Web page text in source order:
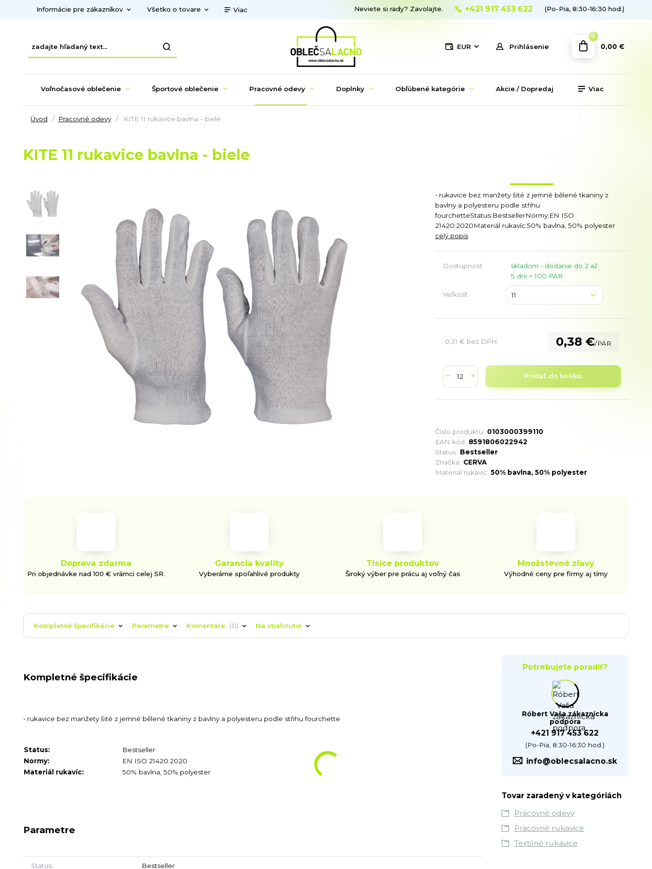
Informácie pre zákazníkov Všetko o tovare Viac
EUR Prihlásenie
Neviete si rady? Zavolajte. +421 917 453 622 (Po-Pia, 8:30-16:30 hod.)
0
0,00 €
Voľnočasové oblečenie Športové oblečenie Pracovné odevy Doplnky Obľúbené kategórie Akcie / Dopredaj Viac
Úvod Pracovné odevy KITE 11 rukavice bavlna - biele
KITE 11 rukavice bavlna - biele
• rukavice bez manžety šité z jemné bělené tkaniny z
bavlny a polyesteru podle střihu
fourchetteStatus:BestsellerNormy:EN ISO
21420:2020Materiál rukavíc:50% bavlna, 50% polyester
celý popis
Dostupnosť
skladom - dodanie do 2 až
5 dní > 100 PÁR
Veľkosť
0,38 €/PÁR
0,31 € bez DPH
Pridať do košíka
Číslo produktu: 0103000399110
EAN kód: 8591806022942
Status: Bestseller
Značka: CERVA
Materiál rukavíc: 50% bavlna, 50% polyester
Doprava zdarma
Pri objednávke nad 100 € vrámci celej SR.
Garancia kvality
Vyberáme spoľahlivé produkty
Tisíce produktov
Široký výber pre prácu aj voľný čas
Množstevné zľavy
Výhodné ceny pre firmy aj tímy
Kompletné špecifikácie Parametre Komentáre 0 Na stiahnutie
Kompletné špecifikácie
• rukavice bez manžety šité z jemné bělené tkaniny z bavlny a polyesteru podle střihu fourchette
Status:
Bestseller
Normy:
EN ISO 21420:2020
Materiál rukavíc:
50% bavlna, 50% polyester
Parametre
Status Bestseller
Potrebujete poradiť?
Róbert Vaša zákaznícka
podpora
+421 917 453 622
(Po-Pia, 8:30-16:30 hod.)
info@oblecsalacno.sk
Tovar zaradený v kategóriách
Pracovné odevy
Pracovné rukavice
Textilné rukavice